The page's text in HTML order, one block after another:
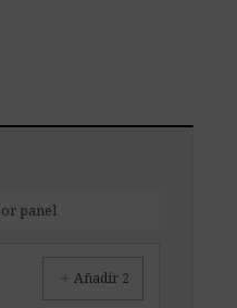
panel
add Añadir 2